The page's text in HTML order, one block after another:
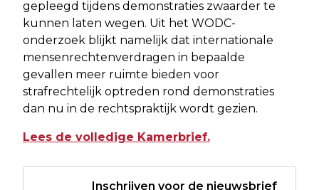
gepleegd tijdens demonstraties zwaarder te
kunnen laten wegen. Uit het WODC-
onderzoek blijkt namelijk dat internationale
mensenrechtenverdragen in bepaalde
gevallen meer ruimte bieden voor
strafrechtelijk optreden rond demonstraties
dan nu in de rechtspraktijk wordt gezien.
Lees de volledige Kamerbrief.
Inschrijven voor de nieuwsbrief